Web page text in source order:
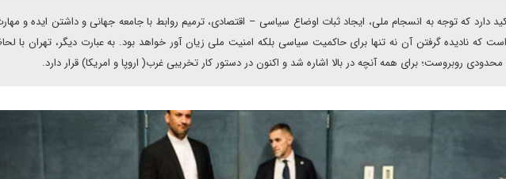
دارد که توجه به انسجام ملی، ایجاد ثبات اوضاع سیاسی – اقتصادی، ترمیم روابط با جامعه جهانی و داشتن ایده و
که نادیده گرفتن آن نه تنها برای حاکمیت سیاسی بلکه امنیت ملی زیان آور خواهد بود. به عبارت دیگر، تهران با
روبروست؛ برای همه آنچه در بالا اشاره شد و اکنون در دستور کار تخریبی غرب( اروپا و امریکا) قرار دارد.